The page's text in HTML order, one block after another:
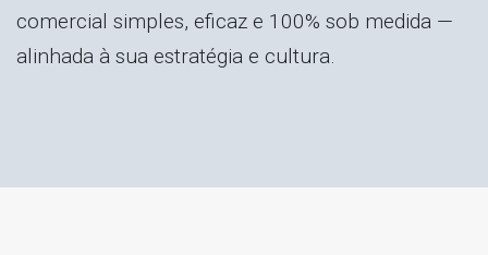
comercial simples, eficaz e 100% sob medida —
alinhada à sua estratégia e cultura.